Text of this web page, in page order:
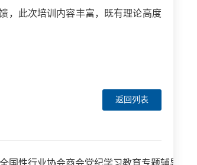
，此次培训内容丰富，既有理论高度
返回列表
国性行业协会商会党纪学习教育专题辅导报